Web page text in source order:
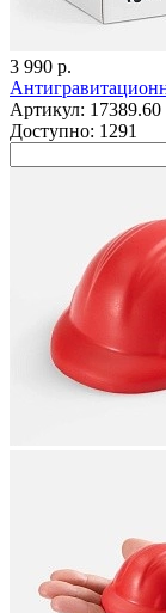
3 990 р.
Артикул: 17389.60
Доступно: 1291